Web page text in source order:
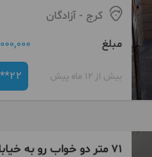
کرج - آزادگان
مبلغ
بیش از 12 ماه پیش
۷۱ متر دو خواب رو به